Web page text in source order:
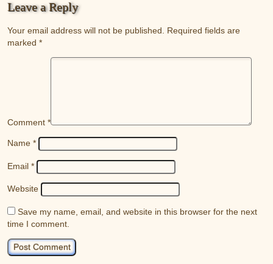
Leave a Reply
Your email address will not be published.
Required fields are
marked*
Comment*
Name*
Email*
Website
Save my name, email, and website in this browser for the next
time I comment.